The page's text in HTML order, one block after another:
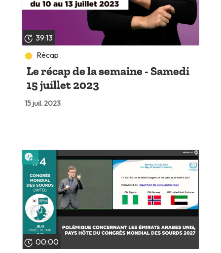
39:13
Récap
Le récap de la semaine - Samedi
15 juillet 2023
15 juil. 2023
00:00